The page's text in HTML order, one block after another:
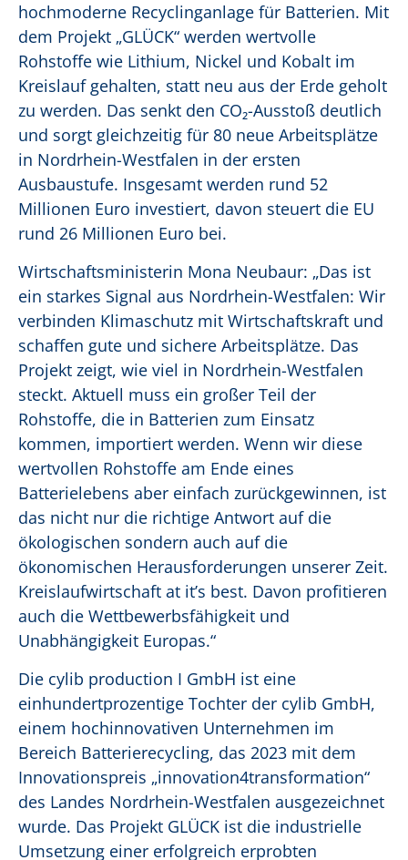
hochmoderne Recyclinganlage für Batterien. Mit
dem Projekt „GLÜCK“ werden wertvolle
Rohstoffe wie Lithium, Nickel und Kobalt im
Kreislauf gehalten, statt neu aus der Erde geholt
zu werden. Das senkt den CO₂-Ausstoß deutlich
und sorgt gleichzeitig für 80 neue Arbeitsplätze
in Nordrhein-Westfalen in der ersten
Ausbaustufe. Insgesamt werden rund 52
Millionen Euro investiert, davon steuert die EU
rund 26 Millionen Euro bei.
Wirtschaftsministerin Mona Neubaur: „Das ist
ein starkes Signal aus Nordrhein-Westfalen: Wir
verbinden Klimaschutz mit Wirtschaftskraft und
schaffen gute und sichere Arbeitsplätze. Das
Projekt zeigt, wie viel in Nordrhein-Westfalen
steckt. Aktuell muss ein großer Teil der
Rohstoffe, die in Batterien zum Einsatz
kommen, importiert werden. Wenn wir diese
wertvollen Rohstoffe am Ende eines
Batterielebens aber einfach zurückgewinnen, ist
das nicht nur die richtige Antwort auf die
ökologischen sondern auch auf die
ökonomischen Herausforderungen unserer Zeit.
Kreislaufwirtschaft at it’s best. Davon profitieren
auch die Wettbewerbsfähigkeit und
Unabhängigkeit Europas.“
Die cylib production I GmbH ist eine
einhundertprozentige Tochter der cylib GmbH,
einem hochinnovativen Unternehmen im
Bereich Batterierecycling, das 2023 mit dem
Innovationspreis „innovation4transformation“
des Landes Nordrhein-Westfalen ausgezeichnet
wurde. Das Projekt GLÜCK ist die industrielle
Umsetzung einer erfolgreich erprobten